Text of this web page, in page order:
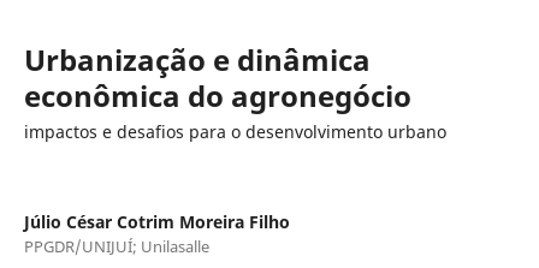
Urbanização e dinâmica
econômica do agronegócio
impactos e desafios para o desenvolvimento urbano
Júlio César Cotrim Moreira Filho
PPGDR/UNIJUÍ; Unilasalle